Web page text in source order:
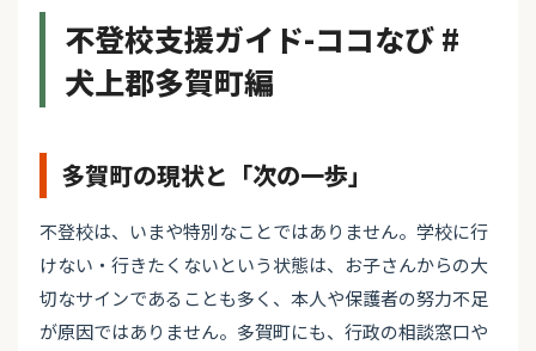
不登校支援ガイド-ココなび #
犬上郡多賀町編
多賀町の現状と「次の一歩」
不登校は、いまや特別なことではありません。学校に行
けない・行きたくないという状態は、お子さんからの大
切なサインであることも多く、本人や保護者の努力不足
が原因ではありません。多賀町にも、行政の相談窓口や